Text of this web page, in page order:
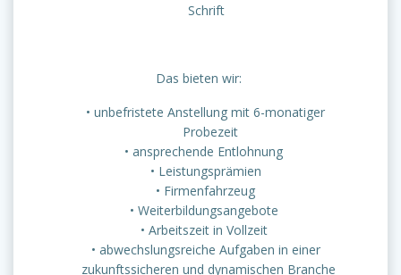
Schrift
Das bieten wir:
unbefristete Anstellung mit 6-monatiger
Probezeit
ansprechende Entlohnung
Leistungsprämien
Firmenfahrzeug
Weiterbildungsangebote
Arbeitszeit in Vollzeit
abwechslungsreiche Aufgaben in einer
zukunftssicheren und dynamischen Branche